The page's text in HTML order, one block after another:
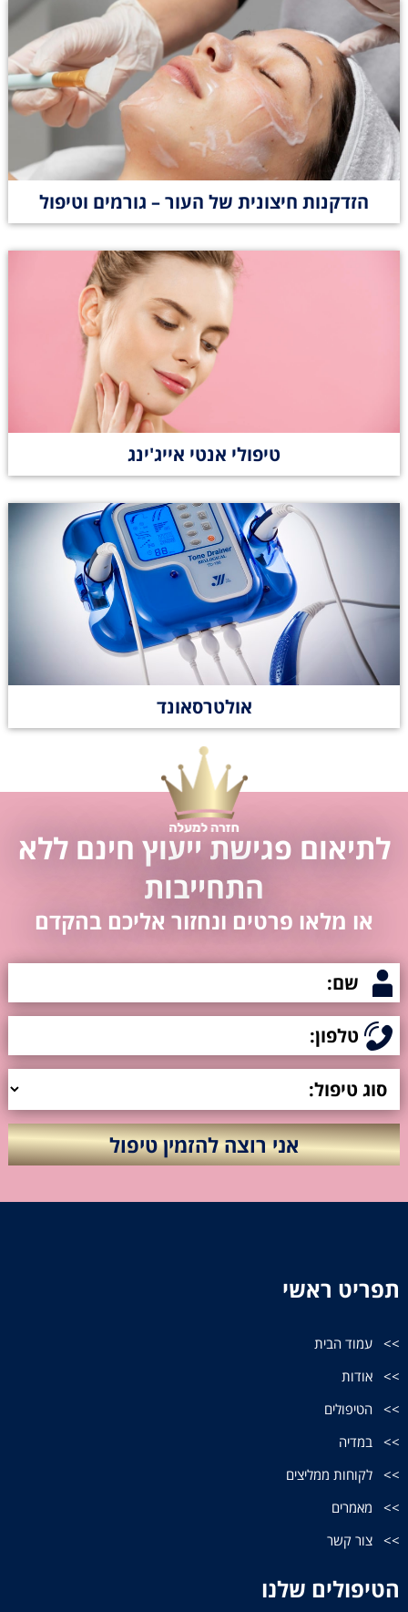
הזדקנות חיצונית של העור – גורמים וטיפול
טיפולי אנטי אייג'ינג
אולטרסאונד
לתיאום פגישת ייעוץ חינם ללא
התחייבות
או מלאו פרטים ונחזור אליכם בהקדם
תפריט ראשי
עמוד הבית
אודות
הטיפולים
במדיה
לקוחות ממליצים
מאמרים
צור קשר
הטיפולים שלנו